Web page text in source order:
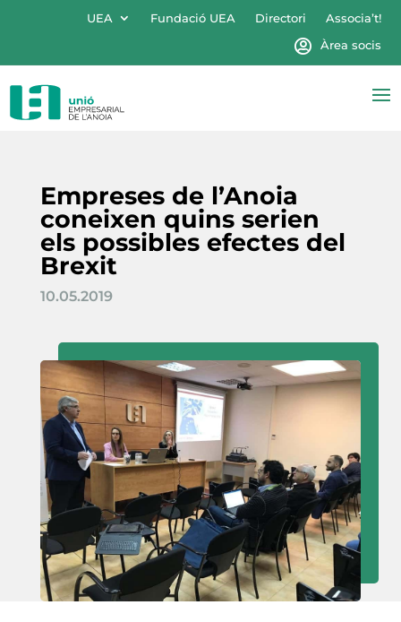
UEA Fundació UEA Directori
Associa’t!
Àrea socis
Empreses de l’Anoia
coneixen quins serien
els possibles efectes del
Brexit
10.05.2019